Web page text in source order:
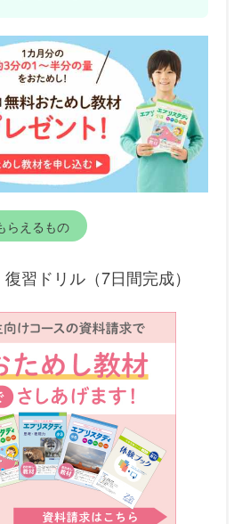
らえるもの
習ドリル（7日間完成）